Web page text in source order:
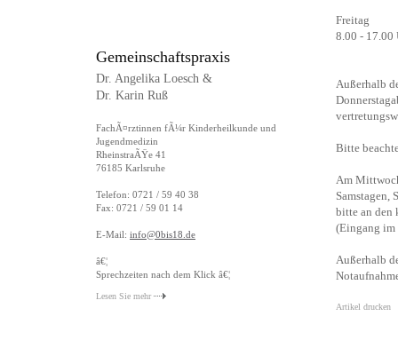
Gemeinschaftspraxis
Dr. Angelika Loesch &
Dr. Karin Ruß
FachÃ¤rztinnen fÃ¼r Kinderheilkunde und
Jugendmedizin
RheinstraÃŸe 41
76185 Karlsruhe
Telefon: 0721 / 59 40 38
Fax: 0721 / 59 01 14
E-Mail: info@0bis18.de
â€¦
Sprechzeiten nach dem Klick â€¦
Lesen Sie mehr
Freitag
8.00 - 17.00
Außerhalb
Bitte
Am
Samstagen,
bitte an den
(Eingang im
Außerhalb
Artikel drucken